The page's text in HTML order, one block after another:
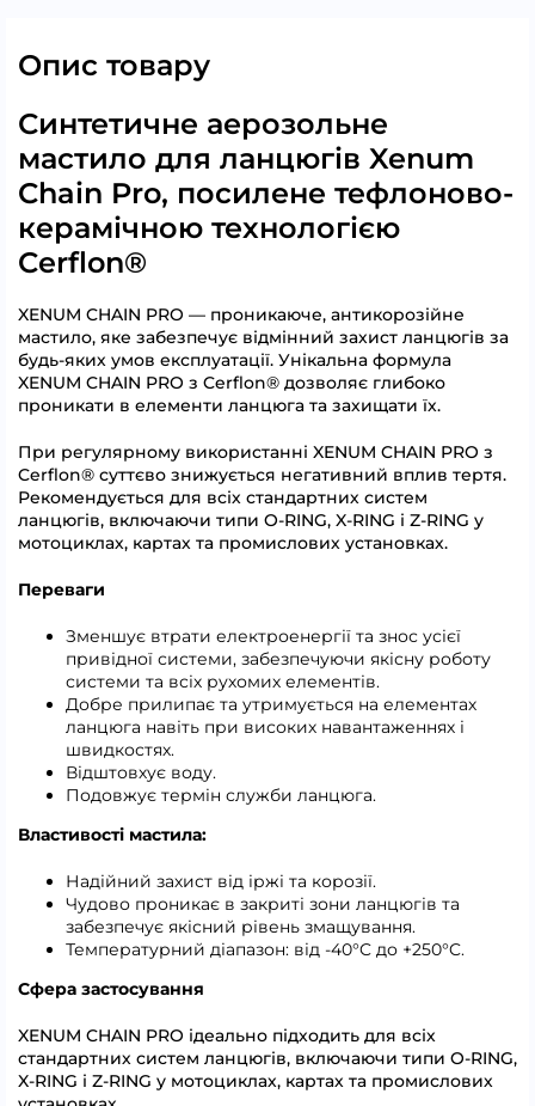
Опис товару
Синтетичне аерозольне
мастило для ланцюгів Xenum
Chain Pro, посилене тефлоново-
керамічною технологією
Cerflon®
XENUM CHAIN PRO — проникаюче, антикорозійне
мастило, яке забезпечує відмінний захист ланцюгів за
будь-яких умов експлуатації. Унікальна формула
XENUM CHAIN PRO з Cerflon® дозволяє глибоко
проникати в елементи ланцюга та захищати їх.
При регулярному використанні XENUM CHAIN PRO з
Cerflon® суттєво знижується негативний вплив тертя.
Рекомендується для всіх стандартних систем
ланцюгів, включаючи типи O-RING, X-RING і Z-RING у
мотоциклах, картах та промислових установках.
Переваги
Зменшує втрати електроенергії та знос усієї
привідної системи, забезпечуючи якісну роботу
системи та всіх рухомих елементів.
Добре прилипає та утримується на елементах
ланцюга навіть при високих навантаженнях і
швидкостях.
Відштовхує воду.
Подовжує термін служби ланцюга.
Властивості мастила:
Надійний захист від іржі та корозії.
Чудово проникає в закриті зони ланцюгів та
забезпечує якісний рівень змащування.
Температурний діапазон: від -40°C до +250°C.
Сфера застосування
XENUM CHAIN PRO ідеально підходить для всіх
стандартних систем ланцюгів, включаючи типи O-RING,
X-RING і Z-RING у мотоциклах, картах та промислових